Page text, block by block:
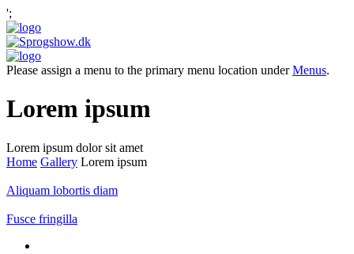
';
Please assign a menu to the primary menu location underMenus.
Lorem ipsum
Lorem ipsum dolor sit amet
Home Gallery Lorem ipsum
Aliquam lobortis diam
Fusce fringilla